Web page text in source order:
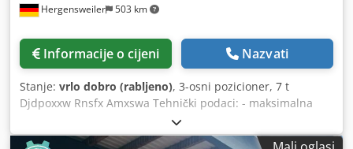
Hergensweiler 503 km
Informacije o cijeni Nazvati
Stanje: vrlo dobro (rabljeno), 3-osni pozicioner, 7 t
Djdpoxxw Rnsfx Amxswa Tehnički podaci: - maksimalna
nosivost 7000 kg - promjer kružne ploče 1100 mm - brzina
0,03 - 1,0 okr/min - minimalna visina stola u horizontalnom